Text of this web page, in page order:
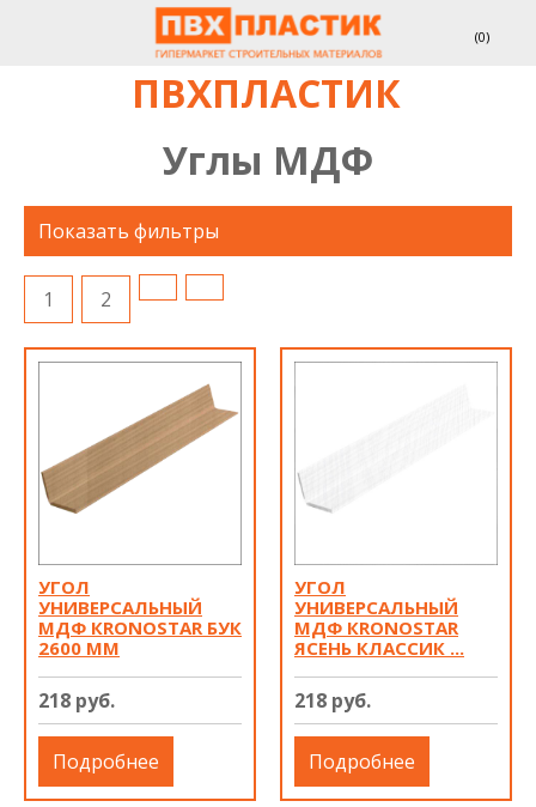
(0)
ПВХПЛАСТИК
Углы МДФ
Показать фильтры
1 2
УГОЛ
УНИВЕРСАЛЬНЫЙ
МДФ КRONOSTAR БУК
2600 ММ
218 руб.
Подробнее
УГОЛ
УНИВЕРСАЛЬНЫЙ
МДФ КRONOSTAR
ЯСЕНЬ КЛАССИК ...
218 руб.
Подробнее